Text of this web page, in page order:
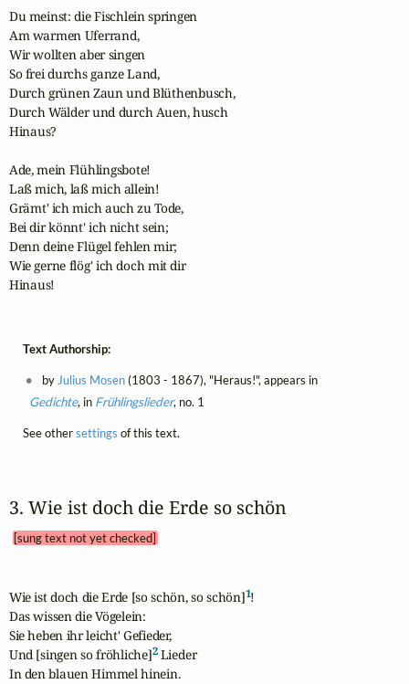
Du meinst: die Fischlein springen
Am warmen Uferrand,
Wir wollten aber singen
So frei durchs ganze Land,
Durch grünen Zaun und Blüthenbusch,
Durch Wälder und durch Auen, husch
Hinaus?
Ade, mein Flühlingsbote!
Laß mich, laß mich allein!
Grämt' ich mich auch zu Tode,
Bei dir könnt' ich nicht sein;
Denn deine Flügel fehlen mir;
Wie gerne flög' ich doch mit dir
Hinaus!
Text Authorship:
by Julius Mosen(1803 - 1867), "Heraus!", appears in
Gedichte, in Frühlingslieder, no. 1
See othersettings of this text.
3. Wie ist doch die Erde so schön
[sung text not yet checked]
Wie ist doch die Erde [so schön, so schön]1!
Das wissen die Vögelein:
Sie heben ihr leicht' Gefieder,
Und [singen so fröhliche]2 Lieder
In den blauen Himmel hinein.